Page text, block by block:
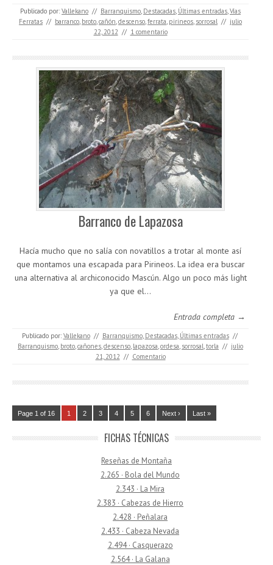
Publicado por: Vallekano // Barranquismo, Destacadas, Últimas entradas,Vías
Ferratas // barranco, broto,cañón,descenso,ferrata, pirineos, sorrosal // julio
22, 2012 // 1 comentario
Barranco de Lapazosa
Hacía mucho que no salía con novatillos a trotar al monte así
que montamos una escapada para Pirineos. La idea era buscar
una alternativa al archiconocido Mascún. Algo un poco más light
ya que el…
Entrada completa →
Publicado por: Vallekano // Barranquismo, Destacadas, Últimas entradas //
Barranquismo, broto,cañones,descenso, lapazosa,ordesa, sorrosal,torla // julio
21, 2012 // Comentario
Page 1 of 16 1 2 3 4 5 6 Next › Last »
FICHAS TÉCNICAS
Reseñas de Montaña
2.265 · Bola del Mundo
2.343 · La Mira
2.383 · Cabezas de Hierro
2.428 · Peñalara
2.433 · Cabeza Nevada
2.494 · Casquerazo
2.564 · La Galana